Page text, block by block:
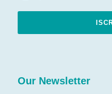
Our Newsletter